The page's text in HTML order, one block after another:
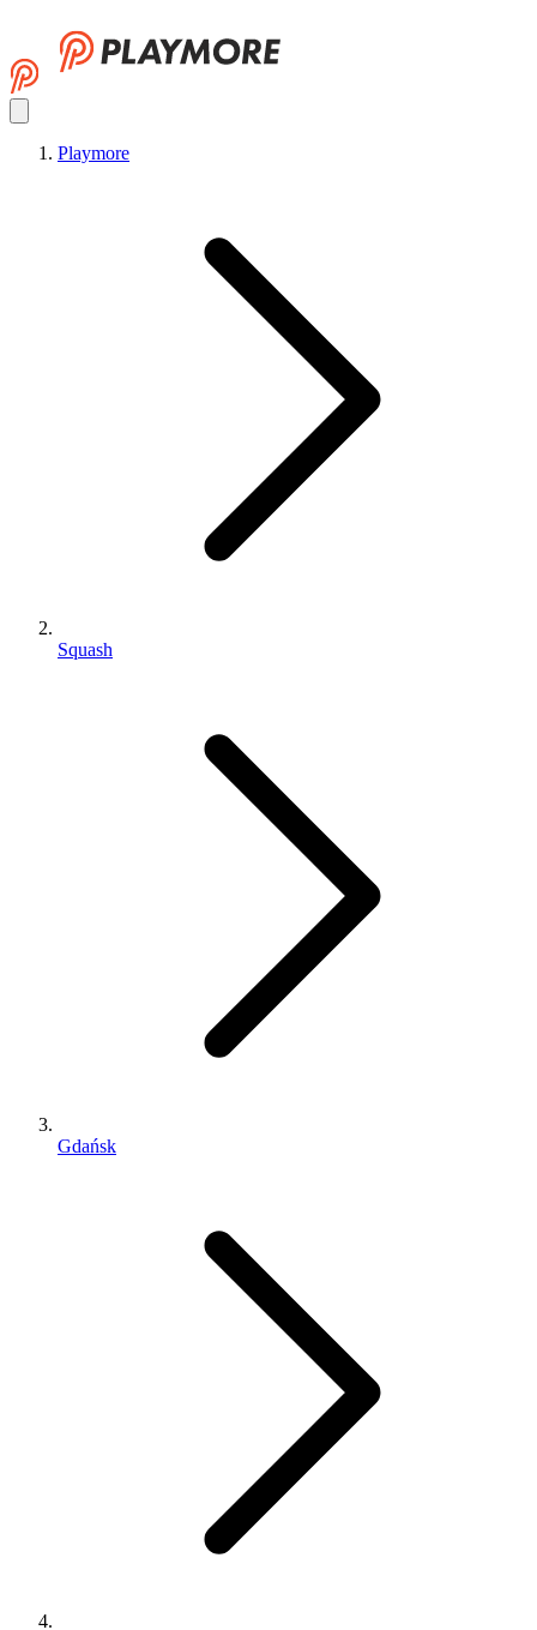
Playmore
Squash
Gdańsk